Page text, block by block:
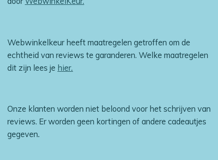
Webwinkelkeur heeft maatregelen getroffen om de
echtheid van reviews te garanderen. Welke maatregelen
dit zijn lees je hier.
Onze klanten worden niet beloond voor het schrijven van
reviews. Er worden geen kortingen of andere cadeautjes
gegeven.